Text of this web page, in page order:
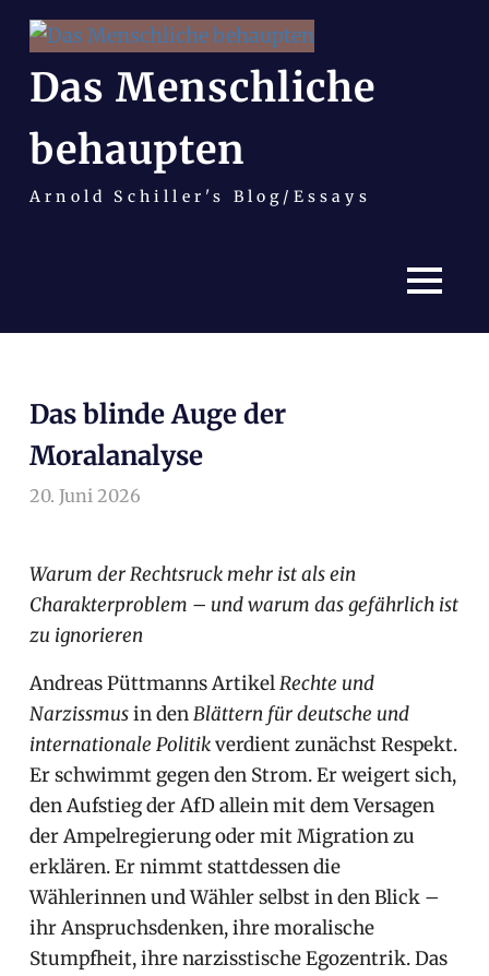
springen
Das Menschliche
behaupten
Arnold Schiller's Blog/Essays
MENÜ
Das blinde Auge der
Moralanalyse
20. Juni 2026
Warum der Rechtsruck mehr ist als ein
Charakterproblem – und warum das gefährlich ist
zu ignorieren
Andreas Püttmanns ArtikelRechte und
Narzissmusin denBlättern für deutsche und
internationale Politikverdient zunächst Respekt.
Er schwimmt gegen den Strom. Er weigert sich,
den Aufstieg der AfD allein mit dem Versagen
der Ampelregierung oder mit Migration zu
erklären. Er nimmt stattdessen die
Wählerinnen und Wähler selbst in den Blick –
ihr Anspruchsdenken, ihre moralische
Stumpfheit, ihre narzisstische Egozentrik. Das